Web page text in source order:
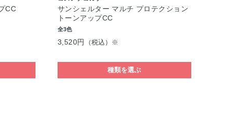
CC
サンシェルター マルチ プロテクション
トーンアップCC
全3色
3,520円 （税込）※
種類を選ぶ